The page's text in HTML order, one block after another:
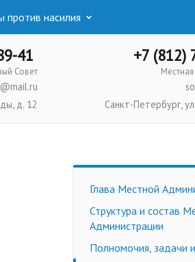
против насилия
41
Совет
+7 (812)
д. 12
Санкт-Петербург,
Глава Местной
Структура и состав
Администрации
Полномочия, задачи